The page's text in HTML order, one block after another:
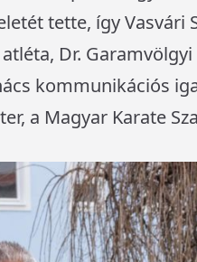
tette, így Vasvári
Dr.
kommunikációs
a Magyar Karate